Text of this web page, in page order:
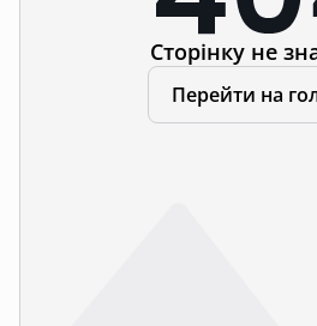
Сторінку не
Перейти на